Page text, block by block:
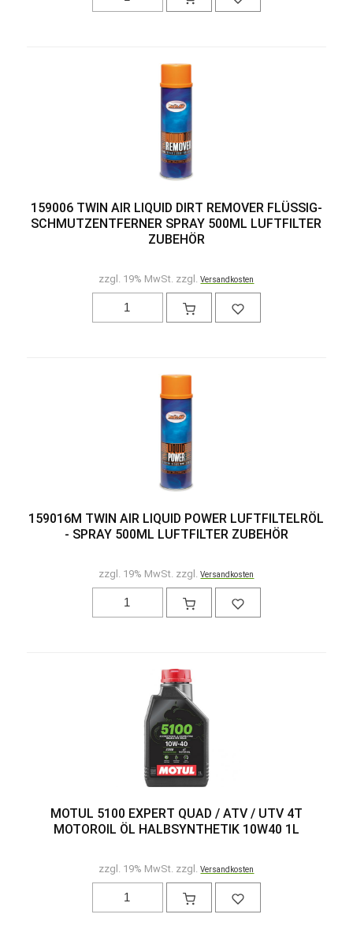
159006 TWIN AIR LIQUID DIRT REMOVER FLÜSSIG-
SCHMUTZENTFERNER SPRAY 500ML LUFTFILTER
ZUBEHÖR
zzgl. 19% MwSt. zzgl.Versandkosten
159016M TWIN AIR LIQUID POWER LUFTFILTELRÖL
- SPRAY 500ML LUFTFILTER ZUBEHÖR
zzgl. 19% MwSt. zzgl.Versandkosten
MOTUL 5100 EXPERT QUAD / ATV / UTV 4T
MOTOROIL ÖL HALBSYNTHETIK 10W40 1L
zzgl. 19% MwSt. zzgl.Versandkosten